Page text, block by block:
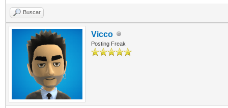
Buscar
Vicco
Posting Freak